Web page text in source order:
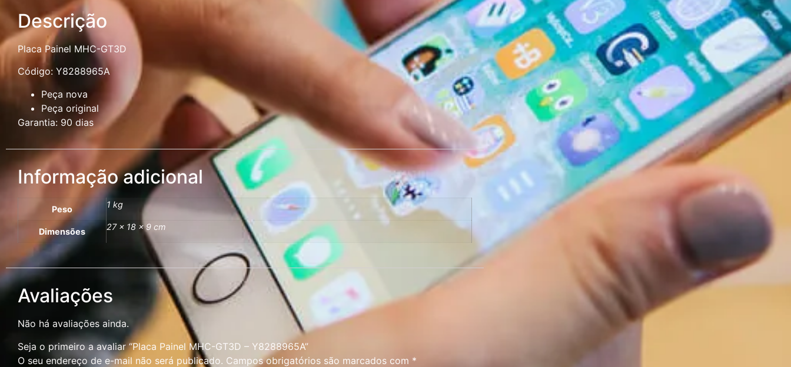
Descrição
Placa Painel MHC-GT3D
Código: Y8288965A
Peça nova
Peça original
Garantia: 90 dias
Informação adicional
Peso 1 kg
Dimensões 27 × 18 × 9 cm
Avaliações
Não há avaliações ainda.
Seja o primeiro a avaliar “Placa Painel MHC-GT3D – Y8288965A”
O seu endereço de e-mail não será publicado. Campos obrigatórios são marcados com *